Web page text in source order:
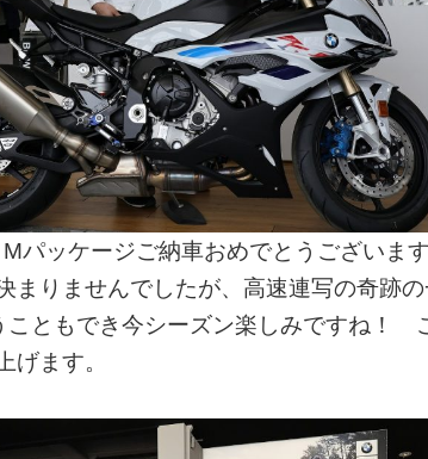
パッケージご納車おめでとうございま
まりませんでしたが、高速連写の奇跡
ともでき今シーズン楽しみですね！
げます。